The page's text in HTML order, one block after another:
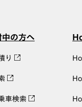
中の方へ
り
車検索